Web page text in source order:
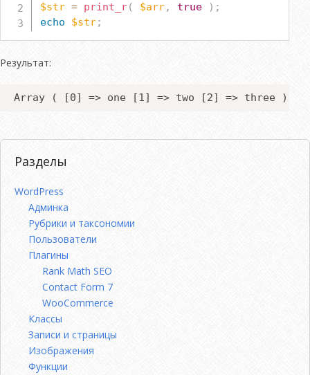
$str = print_r( $arr, true ) ;
echo
$str;
Результат:
Array ( [0] => one [1] => two [2] => three )
Разделы
WordPress
Админка
Рубрики и таксономии
Пользователи
Плагины
Rank Math SEO
Contact Form 7
WooCommerce
Классы
Записи и страницы
Изображения
Функции